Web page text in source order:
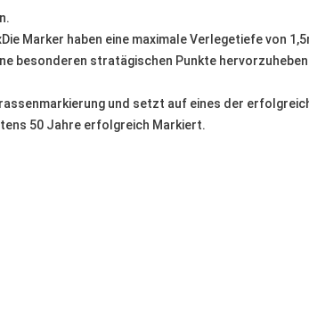
Marker haben eine maximale Verlegetiefe von
besonderen stratägischen Punkte
und setzt auf eines der
50 Jahre erfolgreich Markiert.